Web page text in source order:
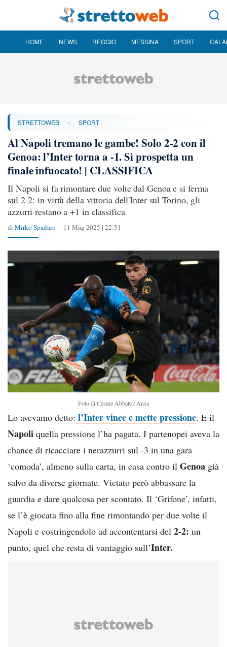
HOME NEWS REGGIO MESSINA SPORT
STRETTOWEB » SPORT
Al Napoli tremano le gambe! Solo 2-2 con il
Genoa: l’Inter torna a -1. Si prospetta un
finale infuocato! | CLASSIFICA
Il Napoli si fa rimontare due volte dal Genoa e si ferma
sul 2-2: in virtù della vittoria dell'Inter sul Torino, gli
azzurri restano a +1 in classifica
di Mirko Spadaro 11 Mag 2025 | 22:51
Foto di Cesare Abbate / Ansa
Lo avevamo detto: l’Inter vince e mette pressione. E il
Napoli quella pressione l’ha pagata. I partenopei aveva la
chance di ricacciare i nerazzurri sul -3 in una gara
‘comoda’, almeno sulla carta, in casa contro il Genoa già
salvo da diverse giornate. Vietato però abbassare la
guardia e dare qualcosa per scontato. Il ‘Grifone’, infatti,
se l’è giocata fino alla fine rimontando per due volte il
Napoli e costringendolo ad accontentarsi del 2-2: un
punto, quel che resta di vantaggio sull’Inter.